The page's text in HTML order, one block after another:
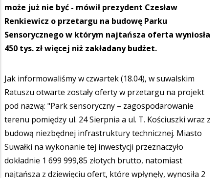
może już nie być - mówił prezydent Czesław
Renkiewicz o przetargu na budowę Parku
Sensorycznego w którym najtańsza oferta wyniosła
450 tys. zł więcej niż zakładany budżet.
Jak informowaliśmy w czwartek (18.04), w suwalskim
Ratuszu otwarte zostały oferty w przetargu na projekt
pod nazwą: "Park sensoryczny – zagospodarowanie
terenu pomiędzy ul. 24 Sierpnia a ul. T. Kościuszki wraz z
budową niezbędnej infrastruktury technicznej. Miasto
Suwałki na wykonanie tej inwestycji przeznaczyło
dokładnie 1 699 999,85 złotych brutto, natomiast
najtańsza z dziewięciu ofert, które wpłynęły, wynosiła 2